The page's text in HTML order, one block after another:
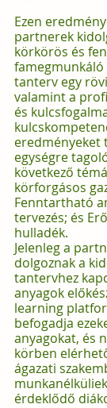
Ezen
partnerek
körkörös és
tanterv egy
valamint a
és
eredményeket
egységre
következő
körforgásos
Fenntartható
tervezés; és
hulladék.
Jelenleg a
dolgoznak a
tantervhez
anyagok
learning
befogadja
anyagokat, és
körben
ágazati
érdeklődő